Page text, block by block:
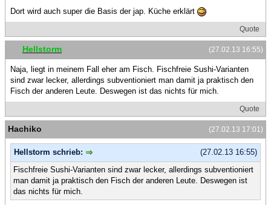
Dort wird auch super die Basis der jap. Küche erklärt
Quote
(27.02.13 16:55)
Hellstorm
Naja, liegt in meinem Fall eher am Fisch. Fischfreie Sushi-Varianten
sind zwar lecker, allerdings subventioniert man damit ja praktisch den
Fisch der anderen Leute. Deswegen ist das nichts für mich.
Quote
(27.02.13 17:01)
Hachiko
(27.02.13 16:55)
Hellstorm schrieb:
Fischfreie Sushi-Varianten sind zwar lecker, allerdings subventioniert
man damit ja praktisch den Fisch der anderen Leute. Deswegen ist
das nichts für mich.